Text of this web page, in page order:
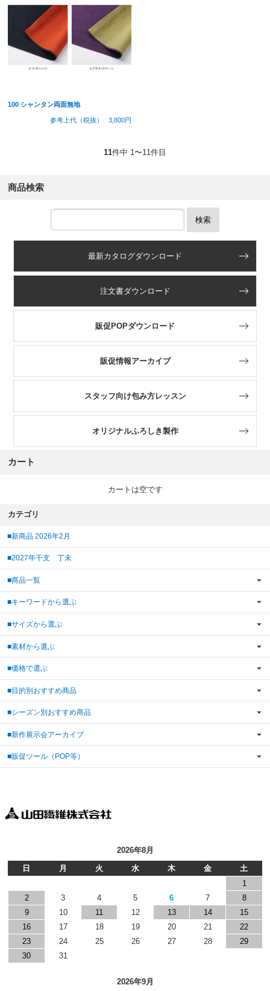
100 シャンタン両面無地
参考上代（税抜） 3,800円
11件中 1〜11件目
商品検索
検索
最新カタログダウンロード
注文書ダウンロード
販促POPダウンロード
販促情報アーカイブ
スタッフ向け包み方レッスン
オリジナルふろしき製作
カート
カートは空です
カテゴリ
■新商品 2026年2月
■2027年干支 丁未
■商品一覧
■キーワードから選ぶ
■サイズから選ぶ
■素材から選ぶ
■価格で選ぶ
■目的別おすすめ商品
■シーズン別おすすめ商品
■新作展示会アーカイブ
■販促ツール（POP等）
2026年8月
日
月 火 水 木 金
土
1
2
3 4 5 6 7
8
9
10 11 12 13 14
15
16
17 18 19 20 21
22
23
24 25 26 27 28
29
30
31
2026年9月